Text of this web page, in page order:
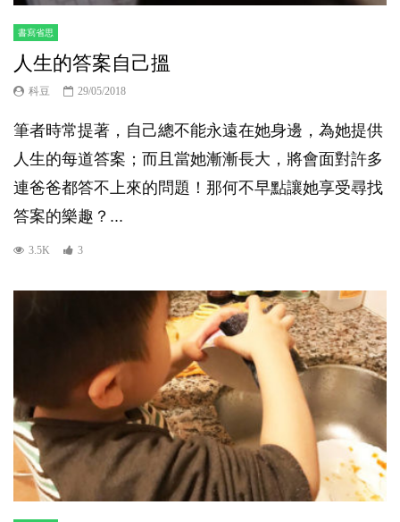
書寫省思
人生的答案自己搵
科豆 29/05/2018
筆者時常提著，自己總不能永遠在她身邊，為她提供
人生的每道答案；而且當她漸漸長大，將會面對許多
連爸爸都答不上來的問題！那何不早點讓她享受尋找
答案的樂趣？...
3.5K 3